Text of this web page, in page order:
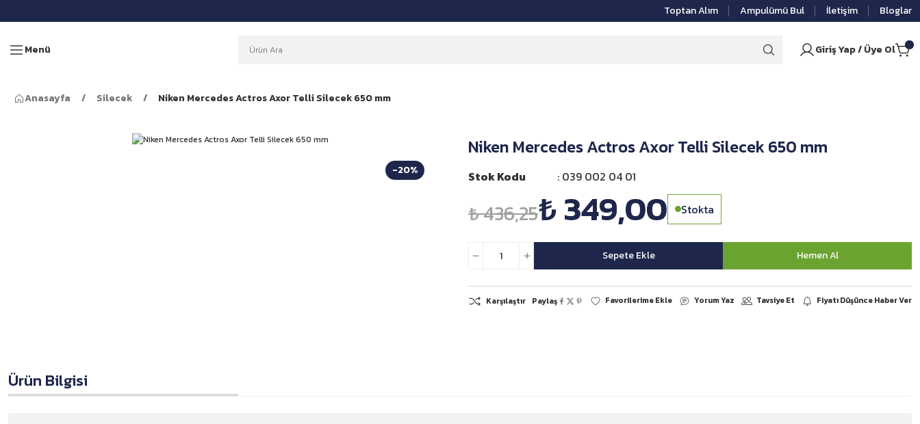
Toptan Alım Ampulümü Bul İletişim Bloglar
Menü Giriş Yap / Üye Ol
Anasayfa Silecek Niken Mercedes Actros Axor Telli Silecek 650 mm
-20%
Niken Mercedes Actros Axor Telli Silecek 650 mm
Stok Kodu 039 002 04 01
₺ 436,25₺ 349,00 Stokta
Sepete Ekle Hemen Al
Ürün Bilgisi